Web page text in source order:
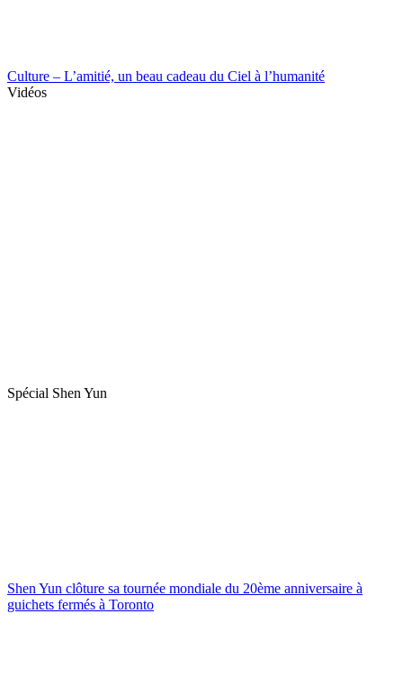
Culture – L’amitié, un beau cadeau du Ciel à l’humanité
Vidéos
Spécial Shen Yun
Shen Yun clôture sa tournée mondiale du 20ème anniversaire à
guichets fermés à Toronto